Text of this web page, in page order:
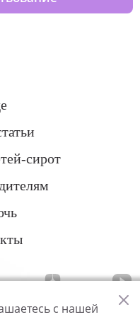
сирот
с нашей